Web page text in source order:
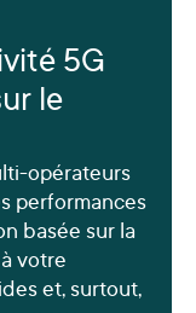
5G
le
opérateurs
performances
basée sur la
votre
et, surtout,